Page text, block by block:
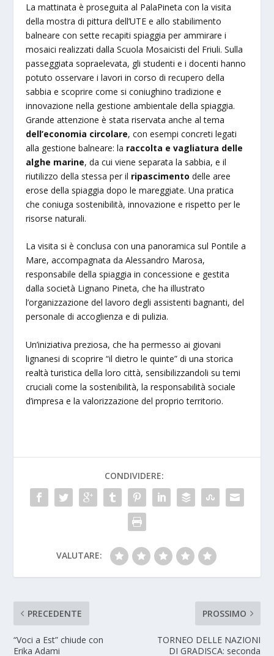
La mattinata è proseguita al PalaPineta con la visita
della mostra di pittura dell’UTE e allo stabilimento
balneare con sette recapiti spiaggia per ammirare i
mosaici realizzati dalla Scuola Mosaicisti del Friuli. Sulla
passeggiata sopraelevata, gli studenti e i docenti hanno
potuto osservare i lavori in corso di recupero della
sabbia e scoprire come si coniughino tradizione e
innovazione nella gestione ambientale della spiaggia.
Grande attenzione è stata riservata anche al tema
dell’economia circolare, con esempi concreti legati
alla gestione balneare: la raccolta e vagliatura delle
alghe marine, da cui viene separata la sabbia, e il
riutilizzo della stessa per il ripascimento delle aree
erose della spiaggia dopo le mareggiate. Una pratica
che coniuga sostenibilità, innovazione e rispetto per le
risorse naturali.
La visita si è conclusa con una panoramica sul Pontile a
Mare, accompagnata da Alessandro Marosa,
responsabile della spiaggia in concessione e gestita
dalla società Lignano Pineta, che ha illustrato
l’organizzazione del lavoro degli assistenti bagnanti, del
personale di accoglienza e di pulizia.
Un’iniziativa preziosa, che ha permesso ai giovani
lignanesi di scoprire “il dietro le quinte” di una storica
realtà turistica della loro città, sensibilizzandoli su temi
cruciali come la sostenibilità, la responsabilità sociale
d’impresa e la valorizzazione del proprio territorio.
CONDIVIDERE:
VALUTARE:
PRECEDENTE
“Voci a Est” chiude con
Erika Adami
PROSSIMO
TORNEO DELLE NAZIONI
DI GRADISCA: seconda